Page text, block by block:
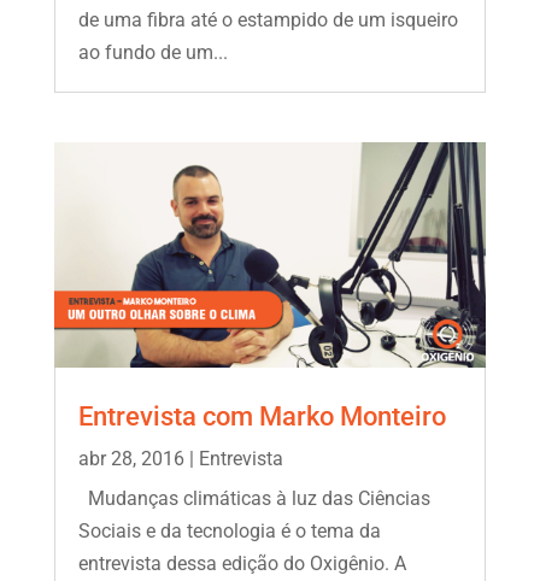
de uma fibra até o estampido de um isqueiro
ao fundo de um...
Entrevista com Marko Monteiro
abr 28, 2016|
Entrevista
Mudanças climáticas à luz das Ciências
Sociais e da tecnologia é o tema da
entrevista dessa edição do Oxigênio. A